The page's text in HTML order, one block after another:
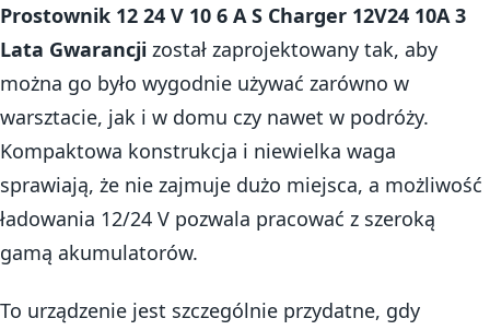
Prostownik 12 24 V 10 6 A S Charger 12V24 10A 3
Lata Gwarancji został zaprojektowany tak, aby
można go było wygodnie używać zarówno w
warsztacie, jak i w domu czy nawet w podróży.
Kompaktowa konstrukcja i niewielka waga
sprawiają, że nie zajmuje dużo miejsca, a możliwość
ładowania 12/24 V pozwala pracować z szeroką
gamą akumulatorów.
To urządzenie jest szczególnie przydatne, gdy